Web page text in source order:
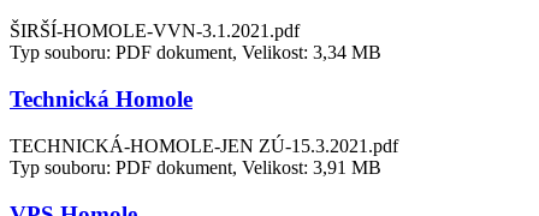
ŠIRŠÍ-HOMOLE-VVN-3.1.2021.pdf
Typ souboru: PDF dokument, Velikost: 3,34 MB
Technická Homole
TECHNICKÁ-HOMOLE-JEN ZÚ-15.3.2021.pdf
Typ souboru: PDF dokument, Velikost: 3,91 MB